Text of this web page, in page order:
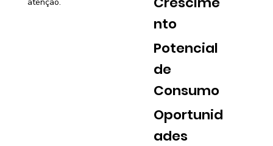
nto
Potencial
de
Consumo
Oportunid
ades